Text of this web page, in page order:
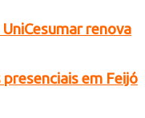
renova
em Feijó